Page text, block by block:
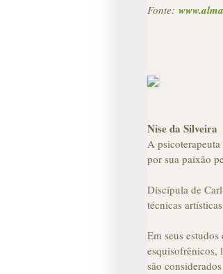
Fonte:
Nise da Silveira
A
por sua paixão
Discípula de
técnicas
Em seus
esquisofrênicos,
são